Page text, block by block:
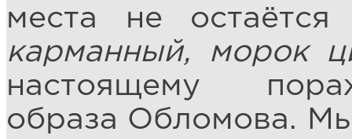
места не
карманный, морок
настоящему
образа Обломова.